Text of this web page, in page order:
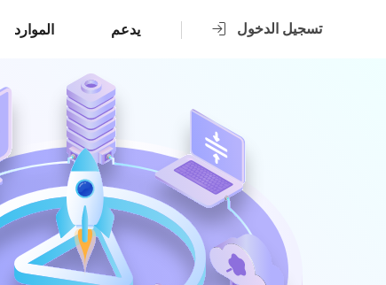
تسجيل الدخول الموارد يدعم